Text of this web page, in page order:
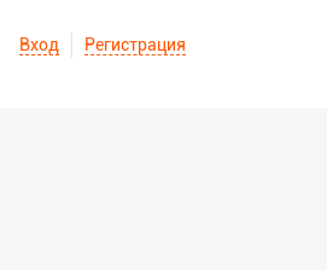
Вход Регистрация